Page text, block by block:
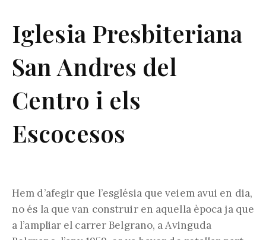
Iglesia Presbiteriana
San Andres del
Centro i els
Escocesos
Hem d’afegir que l’església que veiem avui en dia,
no és la que van construir en aquella època ja que
a l’ampliar el carrer Belgrano, a Avinguda